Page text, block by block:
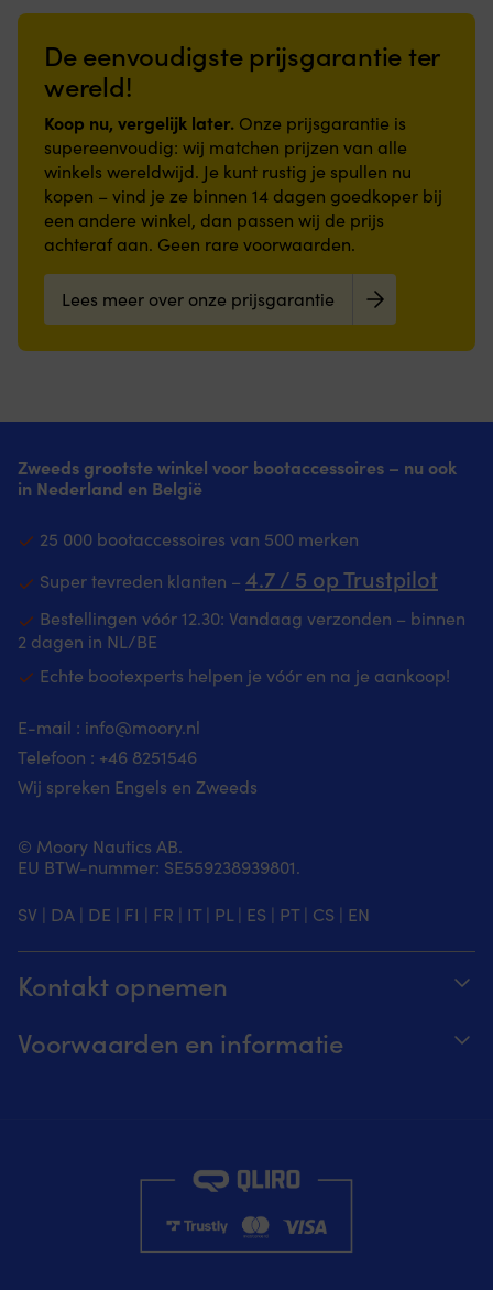
De eenvoudigste prijsgarantie ter
wereld!
Koop nu, vergelijk later. Onze prijsgarantie is
supereenvoudig: wij matchen prijzen van alle
winkels wereldwijd. Je kunt rustig je spullen nu
kopen – vind je ze binnen 14 dagen goedkoper bij
een andere winkel, dan passen wij de prijs
achteraf aan. Geen rare voorwaarden.
Lees meer over onze prijsgarantie
Zweeds grootste winkel voor bootaccessoires – nu ook
in Nederland en België
25 000 bootaccessoires van 500 merken
Super tevreden klanten – 4.7 / 5 op Trustpilot
Bestellingen vóór 12.30: Vandaag verzonden – binnen
2 dagen in NL/BE
Echte bootexperts helpen je vóór en na je aankoop!
E-mail : info@moory.nl
Telefoon : +46 8251546
Wij spreken Engels en Zweeds
© Moory Nautics AB.
EU BTW-nummer: SE559238939801.
SV | DA | DE | FI | FR | IT| PL | ES | PT| CS | EN
Kontakt opnemen
Voorwaarden en informatie
Retouren en terugbetaling
Aankoopvoorwaarden
Privacybeleid